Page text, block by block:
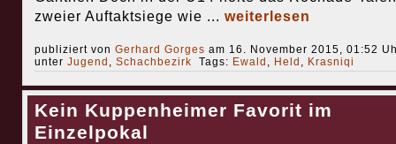
zweier Auftaktsiege wie ... weiterlesen
publiziert von Gerhard Gorges am 16. November 2015, 01:52
unter Jugend , Schachbezirk Tags: Ewald , Held , Krasniqi
Kein Kuppenheimer Favorit im
Einzelpokal